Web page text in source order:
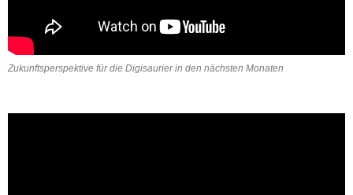
Zukunftsperspektive für die Digisaurier in den nächsten Monaten